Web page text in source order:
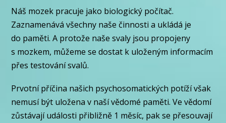
Náš mozek pracuje jako biologický počítač.
Zaznamenává všechny naše činnosti a ukládá je
do paměti. A protože naše svaly jsou propojeny
s mozkem, můžeme se dostat k uloženým informacím
přes testování svalů.
Prvotní příčina našich psychosomatických potíží však
nemusí být uložena v naší vědomé paměti. Ve vědomí
zůstávají události přibližně 1 měsíc, pak se přesouvají